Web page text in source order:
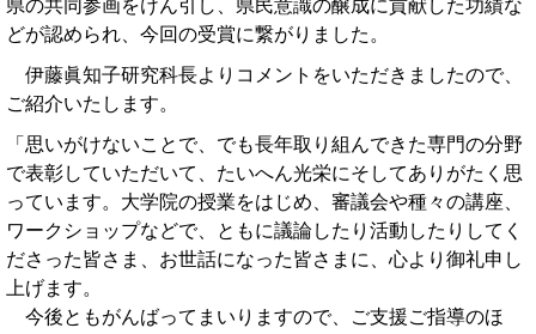
県の共同参画をけん引し、県民意識の醸成に貢献した功績な
どが認められ、今回の受賞に繋がりました。
伊藤眞知子研究科長よりコメントをいただきましたので、
ご紹介いたします。
「思いがけないことで、でも長年取り組んできた専門の分野
で表彰していただいて、たいへん光栄にそしてありがたく思
っています。大学院の授業をはじめ、審議会や種々の講座、
ワークショップなどで、ともに議論したり活動したりしてく
ださった皆さま、お世話になった皆さまに、心より御礼申し
上げます。
今後ともがんばってまいりますので、ご支援ご指導のほ